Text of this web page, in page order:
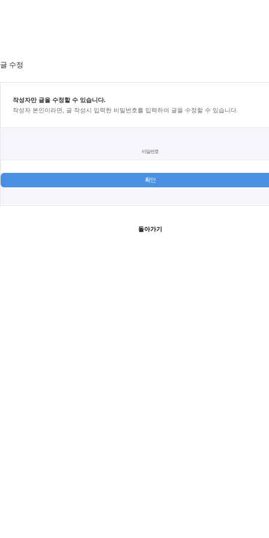
글 수정
작성자만 글을 수정할 수 있습니다.
작성자 본인이라면, 글 작성시 입력한 비밀번호를 입력하여 글을 수정할 수 있습니다.
비밀번호
돌아가기